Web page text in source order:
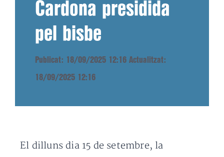
Cardona presidida
pel bisbe
Publicat: 18/09/2025 12:16 Actualitzat:
18/09/2025 12:16
El dilluns dia 15 de setembre, la